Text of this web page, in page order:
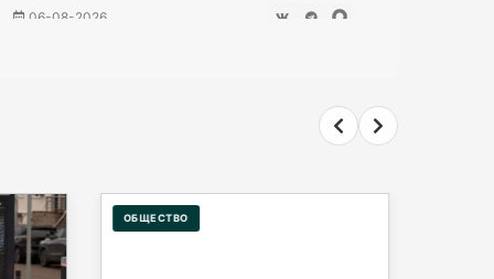
06-08-2026
Мэрия Калининграда дала старт
продажам парковочных абонементов
ОБЩЕСТВО